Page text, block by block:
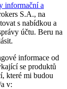
informační a
S.A., na
s nabídkou a
účtu. Beru na
informace od
se produktů
které mi budou
v: